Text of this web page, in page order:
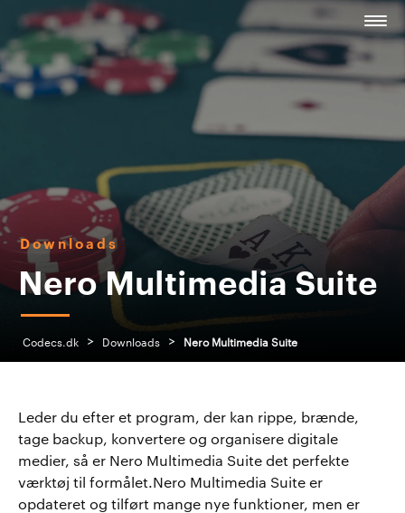
Downloads
Nero Multimedia Suite
Codecs.dk > Downloads > Nero Multimedia Suite
Leder du efter et program, der kan rippe, brænde,
tage backup, konvertere og organisere digitale
medier, så er Nero Multimedia Suite det perfekte
værktøj til formålet.Nero Multimedia Suite er
opdateret og tilført mange nye funktioner, men er